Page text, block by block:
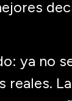
ya no
reales.